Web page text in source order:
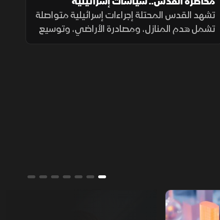
تشهد القدس المحتلة إجراءات إسرائيلية متواصلة
تشمل هدم المنازل، ومصادرة الأراضي، وتوسيع
المستوطنات، وتسوية الأراضي، وسط تحذيرات